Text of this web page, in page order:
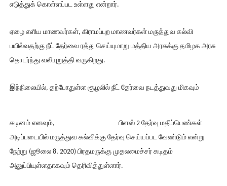
எடுத்துக் கொள்ளப்பட உள்ளது என்றார்.
ஏழை எளிய மாணவர்கள், கிராமப்புற மாணவர்கள் மருத்துவ கல்வி
பயில்வதற்கு நீட் தேர்வை ரத்து செய்யுமாறு மத்திய அரசுக்கு தமிழக அரசு
தொடர்ந்து வலியுறுத்தி வருகிறது.
இந்நிலையில், தற்போதுள்ள சூழலில் நீட் தேர்வை நடத்துவது மிகவும்
கடினம் எனவும்,
பிளஸ் 2 தேர்வு மதிப்பெண்கள்
அடிப்படையில் மருத்துவ கல்விக்கு தேர்வு செய்யப்பட வேண்டும் என்று
நேற்று (ஜூலை 8, 2020) பிரதமருக்கு முதலமைச்சர் கடிதம்
அனுப்பியுள்ளதாகவும் தெரிவித்துள்ளார்.